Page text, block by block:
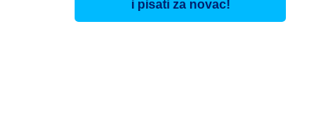
i pisati za novac!